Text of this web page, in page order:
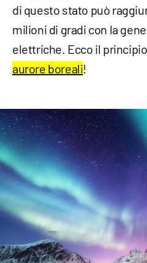
di questo stato può
milioni di gradi con la
elettriche. Ecco il
aurore boreali!